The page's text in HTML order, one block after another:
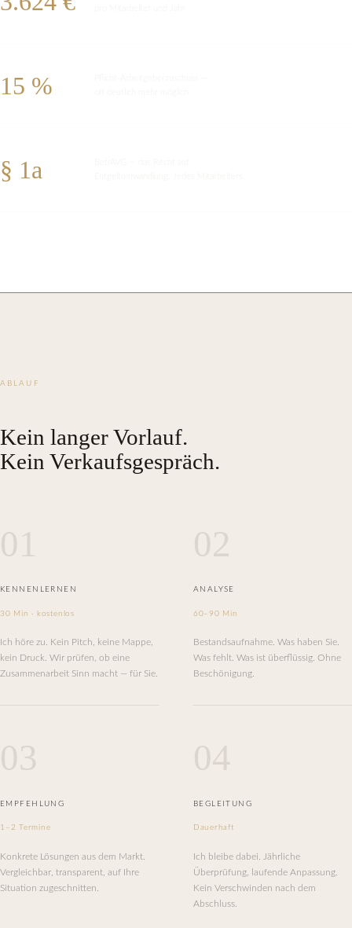
15 %
§ 1a
ABLAUF
Kein langer Vorlauf.
Kein Verkaufsgespräch.
KENNENLERNEN
30 Min · kostenlos
Ich höre zu. Kein Pitch, keine Mappe,
kein Druck. Wir prüfen, ob eine
Zusammenarbeit Sinn macht — für Sie.
ANALYSE
60–90 Min
Bestandsaufnahme. Was haben Sie.
Was fehlt. Was ist überflüssig. Ohne
Beschönigung.
EMPFEHLUNG
1–2 Termine
Konkrete Lösungen aus dem Markt.
Vergleichbar, transparent, auf Ihre
Situation zugeschnitten.
BEGLEITUNG
Dauerhaft
Ich bleibe dabei. Jährliche
Überprüfung, laufende Anpassung.
Kein Verschwinden nach dem
Abschluss.